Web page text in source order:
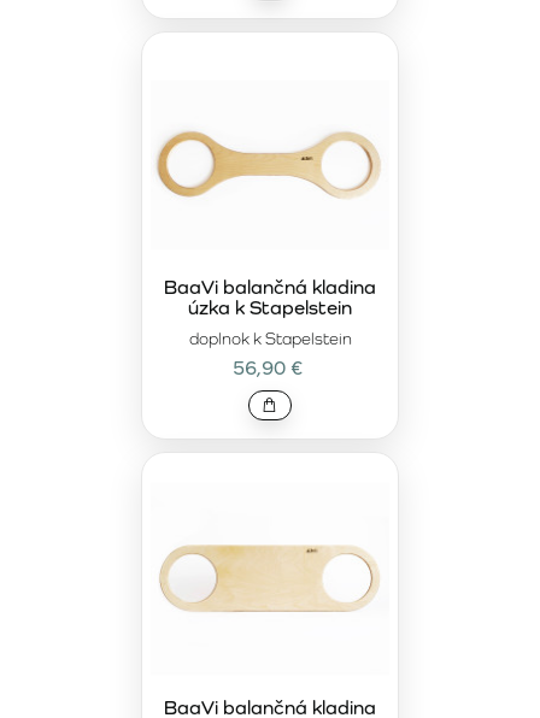
doplnok k Stapelstein
BaaVi balančná kladina
úzka k Stapelstein
56,90 €
BaaVi balančná kladina